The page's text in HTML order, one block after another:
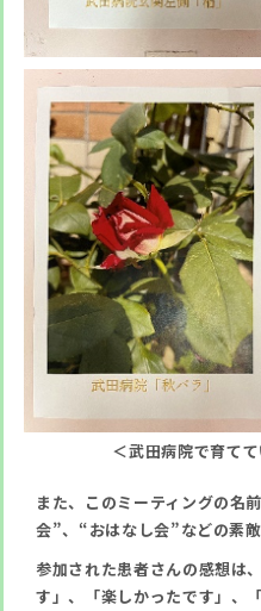
＜武田病院で育て
また、このミーティングの名
会”、“おはなし会”などの素
参加された患者さんの感想は
す」、「楽しかったです」、